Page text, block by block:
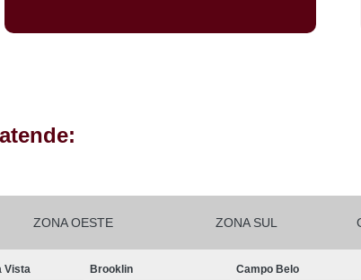
Salgadinhos de
Salgadinhos Festa Infantil Sacomã
Salgadinhos
ZONA OESTE ZONA SUL
Vista Brooklin Campo Belo